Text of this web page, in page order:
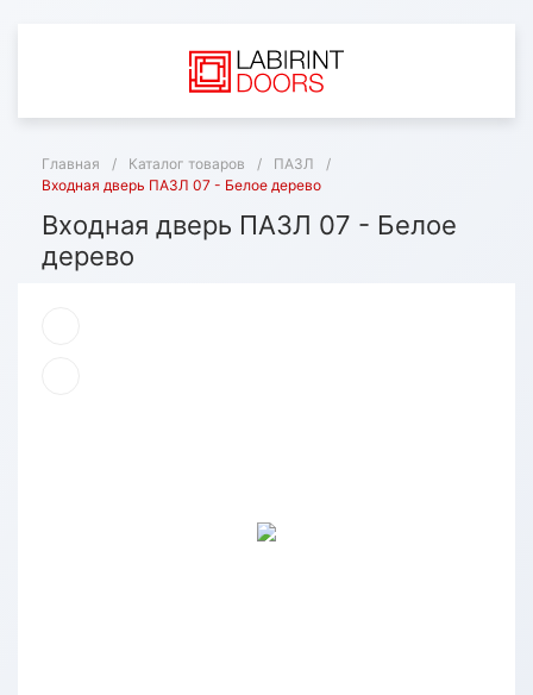
Главная / Каталог товаров / ПАЗЛ
/
Входная дверь ПАЗЛ 07 - Белое дерево
Входная дверь ПАЗЛ 07 - Белое
дерево